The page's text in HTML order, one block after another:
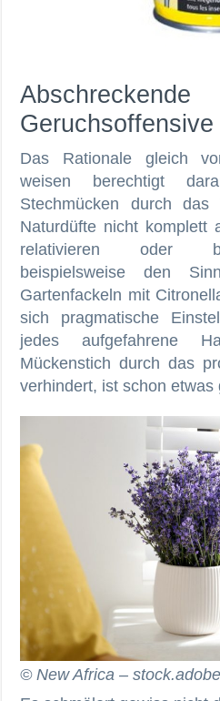
Abschreckende
Das Rationale gleich
weisen berechtigt
Stechmücken durch das
Naturdüfte nicht komplett
relativieren oder
beispielsweise den
Gartenfackeln mit
sich pragmatische
jedes aufgefahrene
Mückenstich durch das
verhindert, ist schon etwas
© New Africa –